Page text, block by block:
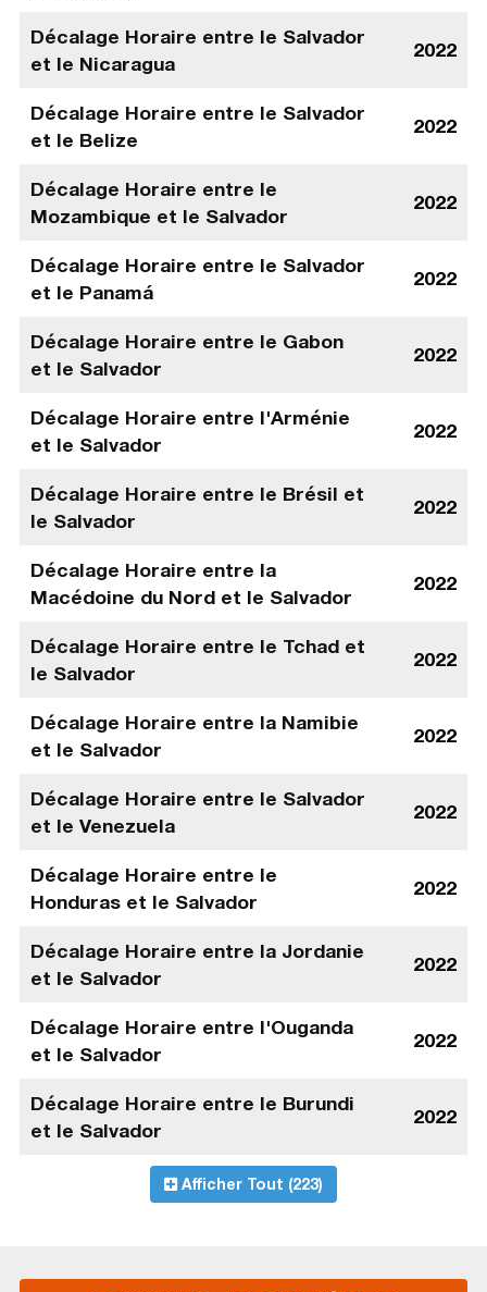
Décalage Horaire entre le Salvador
et le Nicaragua
2022
Décalage Horaire entre le Salvador
et le Belize
2022
Décalage Horaire entre le
Mozambique et le Salvador
2022
Décalage Horaire entre le Salvador
et le Panamá
2022
Décalage Horaire entre le Gabon
et le Salvador
2022
Décalage Horaire entre l'Arménie
et le Salvador
2022
Décalage Horaire entre le Brésil et
le Salvador
2022
Décalage Horaire entre la
Macédoine du Nord et le Salvador
2022
Décalage Horaire entre le Tchad et
le Salvador
2022
Décalage Horaire entre la Namibie
et le Salvador
2022
Décalage Horaire entre le Salvador
et le Venezuela
2022
Décalage Horaire entre le
Honduras et le Salvador
2022
Décalage Horaire entre la Jordanie
et le Salvador
2022
Décalage Horaire entre l'Ouganda
et le Salvador
2022
Décalage Horaire entre le Burundi
et le Salvador
2022
Afficher Tout (223)